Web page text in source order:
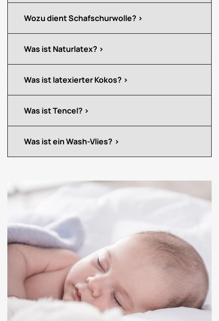
Wozu dient Schafschurwolle?
Was ist Naturlatex?
Was ist latexierter Kokos?
Was ist Tencel?
Was ist ein Wash-Vlies?